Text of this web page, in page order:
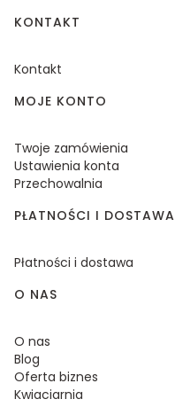
KONTAKT
Kontakt
MOJE KONTO
Twoje zamówienia
Ustawienia konta
Przechowalnia
PŁATNOŚCI I DOSTAWA
Płatności i dostawa
O NAS
O nas
Blog
Oferta biznes
Kwiaciarnia